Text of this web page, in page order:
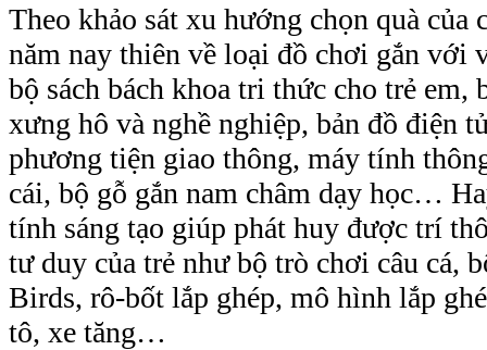
Theo khảo sát xu hướng chọn quà của
năm nay thiên về loại đồ chơi gắn với
bộ sách bách khoa tri thức cho trẻ em,
xưng hô và nghề nghiệp, bản đồ điện
phương tiện giao thông, máy tính
cái, bộ gỗ gắn nam châm dạy học…
tính sáng tạo giúp phát huy được trí
tư duy của trẻ như bộ trò chơi câu cá,
Birds, rô-bốt lắp ghép, mô hình lắp
tô, xe tăng…